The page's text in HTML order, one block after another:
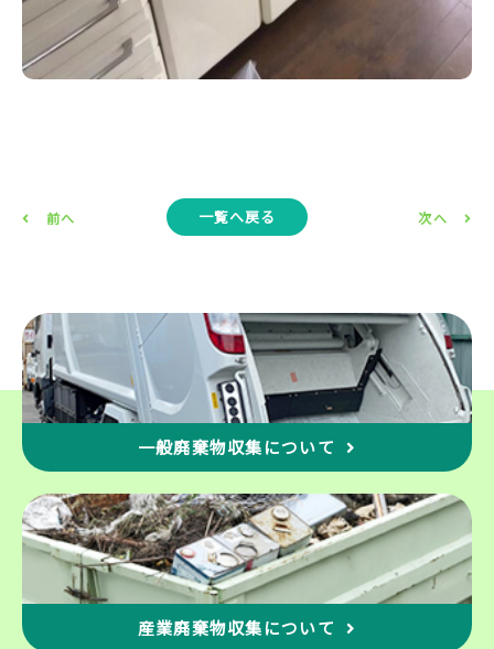
前へ 一覧へ戻る 次へ
一般廃棄物収集について
産業廃棄物収集について